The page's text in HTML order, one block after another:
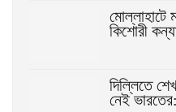
মোল্লাহাটে
কিশোরী
দিল্লিতে
নেই